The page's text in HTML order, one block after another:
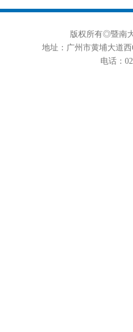
版权所有◎暨南
地址：广州市黄埔大道
电话：